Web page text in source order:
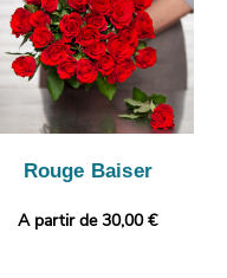
Rouge Baiser
A partir de 30,00 €